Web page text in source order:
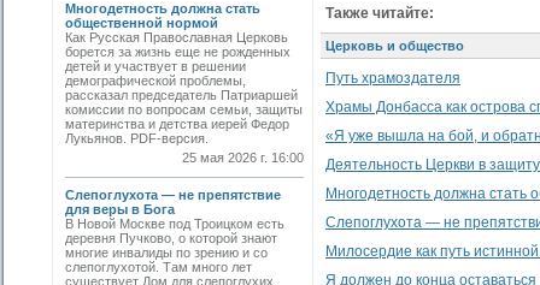
Многодетность должна стать
общественной нормой
Как Русская Православная Церковь
борется за жизнь еще не рожденных
детей и участвует в решении
демографической проблемы,
рассказал председатель Патриаршей
комиссии по вопросам семьи, защиты
материнства и детства иерей Федор
Лукьянов. PDF-версия.
25 мая 2026 г. 16:00
Слепоглухота — не препятствие
для веры в Бога
В Новой Москве под Троицком есть
деревня Пучково, о которой знают
многие инвалиды по зрению и со
слепоглухотой. Там много лет
существует Дом для слепоглухих,
Также читайте:
Церковь и общество
Путь храмоздателя
Храмы Донбасса как острова
«Я уже вышла на бой, и
Деятельность Церкви в
Многодетность должна стать
Слепоглухота — не
Милосердие как путь
Я должен до конца оставаться